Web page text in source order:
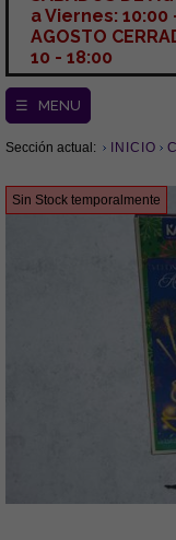
a Viernes: 10:00
AGOSTO
10 - 18:00
☰ MENU
Sección actual: INICIO
Sin Stock temporalmente